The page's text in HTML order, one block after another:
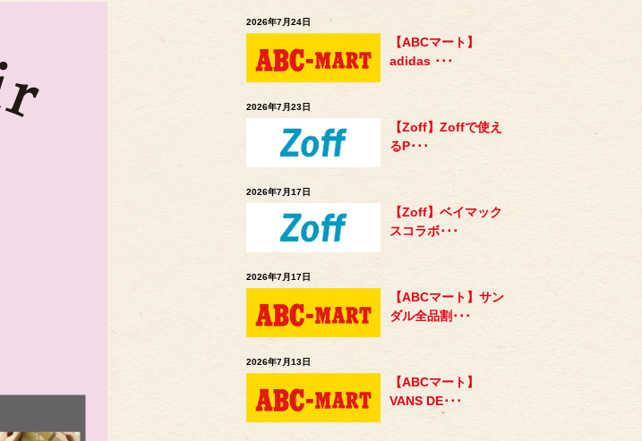
2026年7月24日
【ABCマート】
adidas ･･･
2026年7月23日
【Zoff】Zoffで使え
るP･･･
2026年7月17日
【Zoff】ベイマック
スコラボ･･･
2026年7月17日
【ABCマート】サン
ダル全品割･･･
2026年7月13日
【ABCマート】
VANS DE･･･